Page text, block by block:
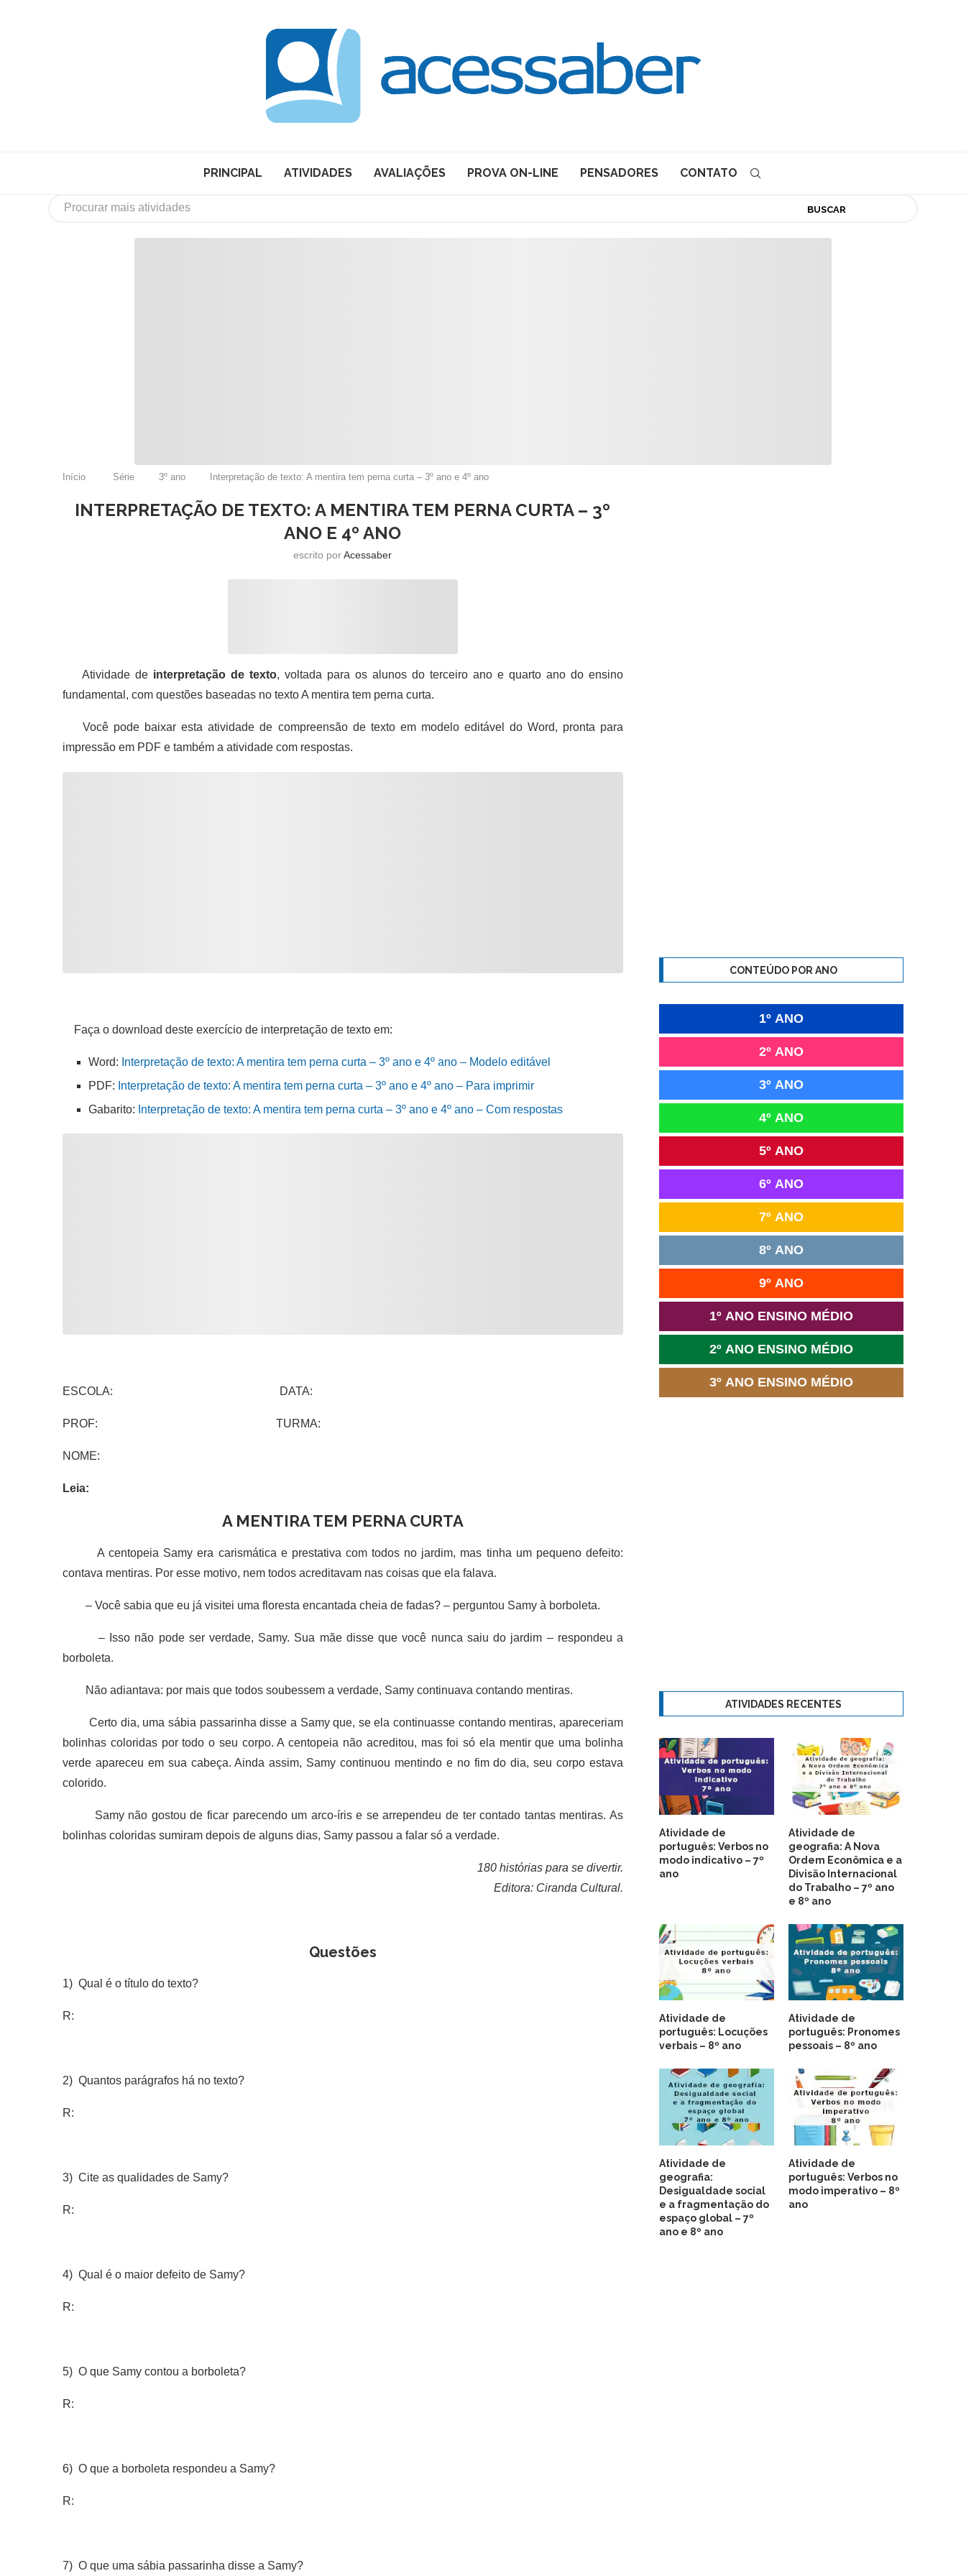
PRINCIPAL ATIVIDADES AVALIAÇÕES PROVA ON-LINE PENSADORES CONTATO
BUSCAR
Início Série 3º ano Interpretação de texto: A mentira tem perna curta – 3º ano e 4º ano
INTERPRETAÇÃO DE TEXTO: A MENTIRA TEM PERNA CURTA – 3º
ANO E 4º ANO
escrito porAcessaber
Atividade de interpretação de texto, voltada para os alunos do terceiro ano e quarto ano do ensino
fundamental, com questões baseadas no texto A mentira tem perna curta.
Você pode baixar esta atividade de compreensão de texto em modelo editável do Word, pronta para
impressão em PDF e também a atividade com respostas.
Faça o download deste exercício de interpretação de texto em:
Word: Interpretação de texto: A mentira tem perna curta – 3º ano e 4º ano – Modelo editável
PDF: Interpretação de texto: A mentira tem perna curta – 3º ano e 4º ano – Para imprimir
Gabarito: Interpretação de texto: A mentira tem perna curta – 3º ano e 4º ano – Com respostas
ESCOLA: DATA:
PROF: TURMA:
NOME:
Leia:
A MENTIRA TEM PERNA CURTA
A centopeia Samy era carismática e prestativa com todos no jardim, mas tinha um pequeno defeito:
contava mentiras. Por esse motivo, nem todos acreditavam nas coisas que ela falava.
– Você sabia que eu já visitei uma floresta encantada cheia de fadas? – perguntou Samy à borboleta.
– Isso não pode ser verdade, Samy. Sua mãe disse que você nunca saiu do jardim – respondeu a
borboleta.
Não adiantava: por mais que todos soubessem a verdade, Samy continuava contando mentiras.
Certo dia, uma sábia passarinha disse a Samy que, se ela continuasse contando mentiras, apareceriam
bolinhas coloridas por todo o seu corpo. A centopeia não acreditou, mas foi só ela mentir que uma bolinha
verde apareceu em sua cabeça. Ainda assim, Samy continuou mentindo e no fim do dia, seu corpo estava
colorido.
Samy não gostou de ficar parecendo um arco-íris e se arrependeu de ter contado tantas mentiras. As
bolinhas coloridas sumiram depois de alguns dias, Samy passou a falar só a verdade.
180 histórias para se divertir.
Editora: Ciranda Cultural.
Questões
1) Qual é o título do texto?
R:
2) Quantos parágrafos há no texto?
R:
3) Cite as qualidades de Samy?
R:
4) Qual é o maior defeito de Samy?
R:
5) O que Samy contou a borboleta?
R:
6) O que a borboleta respondeu a Samy?
R:
7) O que uma sábia passarinha disse a Samy?
CONTEÚDO POR ANO
1º ANO
2º ANO
3º ANO
4º ANO
5º ANO
6º ANO
7º ANO
8º ANO
9º ANO
1º ANO ENSINO MÉDIO
2º ANO ENSINO MÉDIO
3º ANO ENSINO MÉDIO
ATIVIDADES RECENTES
Atividade de
português: Verbos no
modo indicativo – 7º
ano
Atividade de
geografia: A Nova
Ordem Econômica e a
Divisão Internacional
do Trabalho – 7º ano
e 8º ano
Atividade de
português: Locuções
verbais – 8º ano
Atividade de
português: Pronomes
pessoais – 8º ano
Atividade de
geografia:
Desigualdade social
e a fragmentação do
espaço global – 7º
ano e 8º ano
Atividade de
português: Verbos no
modo imperativo – 8º
ano